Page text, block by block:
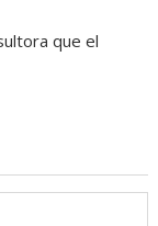
que el